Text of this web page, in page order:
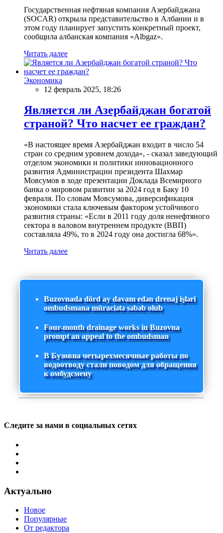
Государственная нефтяная компания Азербайджана
(SOCAR) открыла представительство в Албании и в
этом году планирует запустить конкретный проект,
сообщила албанская компания «Albgaz».
Читать далее
Экономика
12 февраль 2025, 18:26
Является ли Азербайджан богатой
страной? Что насчет ее граждан?
«В настоящее время Азербайджан входит в число 54
стран со средним уровнем дохода», - сказал заведующий
отделом экономики и политики инновационного
развития Администрации президента Шахмар
Мовсумов в ходе презентации Доклада Всемирного
банка о мировом развитии за 2024 год в Баку 10
февраля. По словам Мовсумова, диверсификация
экономики стала ключевым фактором устойчивого
развития страны: «Если в 2011 году доля ненефтяного
сектора в валовом внутреннем продукте (ВВП)
составляла 49%, то в 2024 году она достигла 68%».
Читать далее
Buzovnada dörd ay davam edən drenaj işləri
ombudsmana müraciətə səbəb olub
Four-month drainage works in Buzovna
prompt an appeal to the ombudsman
В Бузовна четырехмесячные работы по
водоотводу стали поводом для обращения
к омбудсмену
Следите за нами в социальных сетях
Актуально
Новое
Популярные
От редактора